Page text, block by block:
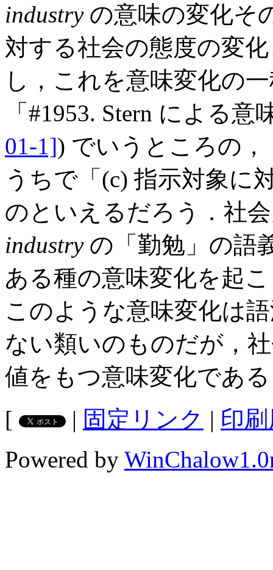
industryの意味の変化そ
対する社会の態度の変
し，これを意味変化の
「#1953. Stern による
01-1]) でいうところの
うちで「(c) 指示対象に
のといえるだろう．社
industryの「勤勉」の語
ある種の意味変化を起
このような意味変化は
ない類いのものだが，
値をもつ意味変化であ
[
| 固定リンク | 印
Powered by